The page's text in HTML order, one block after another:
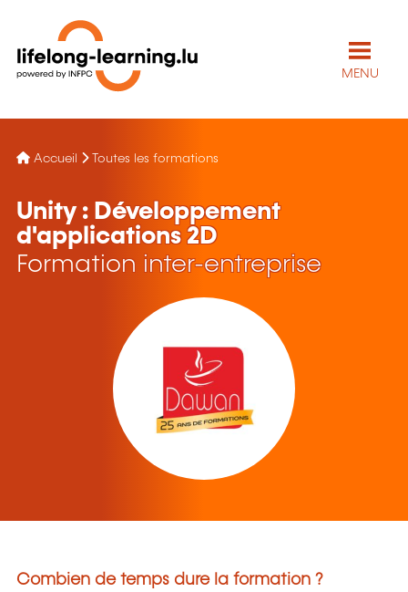
MENU
Accueil Toutes les formations
Unity : Développement
d'applications 2D
Formation inter-entreprise
Combien de temps dure la formation ?